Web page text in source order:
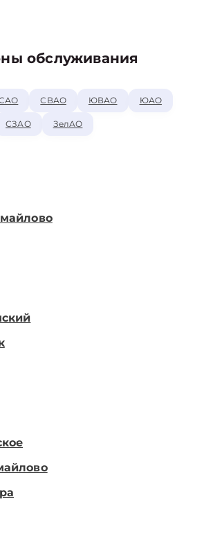
обслуживания
СВАО ЮВАО ЮАО
СЗАО ЗелАО